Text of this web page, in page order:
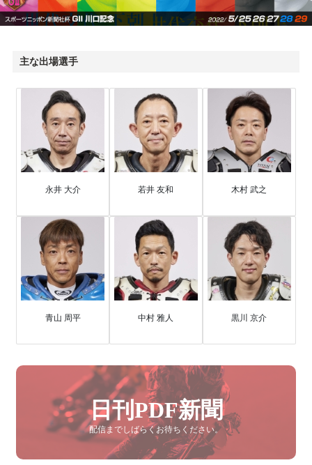
主な出場選手
永井 大介 若井 友和 木村 武之
青山 周平 中村 雅人 黒川 京介
日刊PDF新聞
配信までしばらくお待ちください。